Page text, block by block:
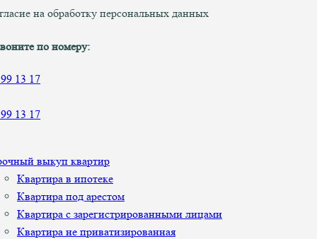
на обработку персональных данных
по номеру:
13 17
13 17
выкуп квартир
Квартира в ипотеке
Квартира под арестом
Квартира с зарегистрированными лицами
Квартира не приватизированная